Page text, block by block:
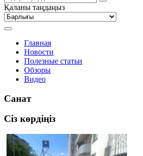
Қаланы таңдаңыз
Главная
Новости
Полезные статьи
Обзоры
Видео
Санат
Сіз көрдіңіз